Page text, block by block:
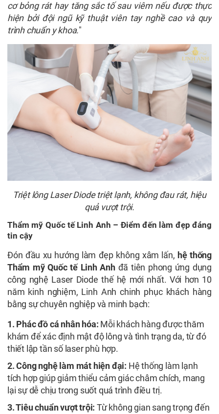
cơ bỏng rát hay tăng sắc tố sau viêm nếu được thực
hiện bởi đội ngũ kỹ thuật viên tay nghề cao và quy
trình chuẩn y khoa."
Triệt lông Laser Diode triệt lạnh, không đau rát, hiệu
quả vượt trội.
Thẩm mỹ Quốc tế Linh Anh – Điểm đến làm đẹp đáng
tin cậy
Đón đầu xu hướng làm đẹp không xâm lấn, hệ thống
Thẩm mỹ Quốc tế Linh Anh đã tiên phong ứng dụng
công nghệ Laser Diode thế hệ mới nhất. Với hơn 10
năm kinh nghiệm, Linh Anh chinh phục khách hàng
bằng sự chuyên nghiệp và minh bạch:
1. Phác đồ cá nhân hóa: Mỗi khách hàng được thăm
khám để xác định mật độ lông và tình trạng da, từ đó
thiết lập tần số laser phù hợp.
2. Công nghệ làm mát hiện đại: Hệ thống làm lạnh
tích hợp giúp giảm thiểu cảm giác châm chích, mang
lại sự dễ chịu trong suốt quá trình điều trị.
3. Tiêu chuẩn vượt trội: Từ không gian sang trọng đến